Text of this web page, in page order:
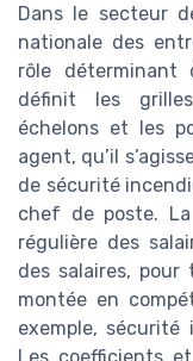
Dans le secteur
nationale des
rôle déterminant
définit les
échelons et les
agent, qu’il
de sécurité
chef de poste.
régulière des
des salaires, pour
montée en
exemple, sécurité